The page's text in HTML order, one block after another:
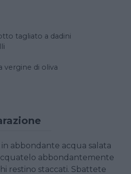
tagliato a dadini
vergine di oliva
abbondante acqua salata
abbondantemente
restino staccati. Sbattete